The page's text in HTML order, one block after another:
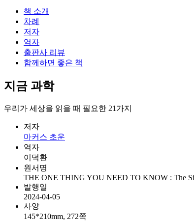
책 소개
차례
저자
역자
출판사 리뷰
함께하면 좋은 책
지금 과학
우리가 세상을 읽을 때 필요한 21가지
저자
마커스 초운
역자
이덕환
원서명
THE ONE THING YOU NEED TO KNOW : The
발행일
2024-04-05
사양
145*210mm, 272쪽